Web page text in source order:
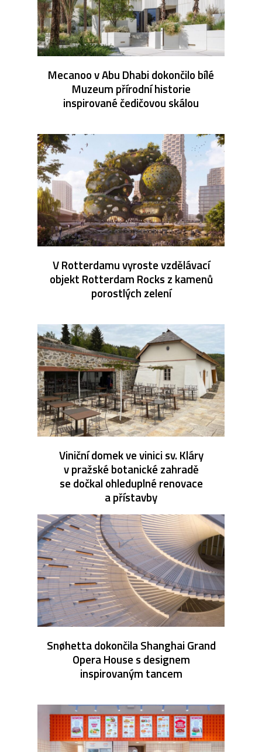
Mecanoo v Abu Dhabi dokončilo bílé
Muzeum přírodní historie
inspirované čedičovou skálou
V Rotterdamu vyroste vzdělávací
objekt Rotterdam Rocks z kamenů
porostlých zelení
Viniční domek ve vinici sv. Kláry
v pražské botanické zahradě
se dočkal ohleduplné renovace
a přístavby
Snøhetta dokončila Shanghai Grand
Opera House s designem
inspirovaným tancem